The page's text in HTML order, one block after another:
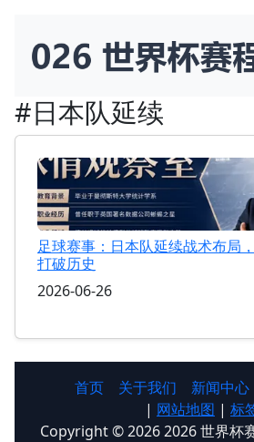
#日本队延续
足球赛事：日本队延续战术布局
打破历史
2026-06-26
首页 关于我们 新闻中心
| 网站地图 | 标
Copyright © 2026 2026 世界杯